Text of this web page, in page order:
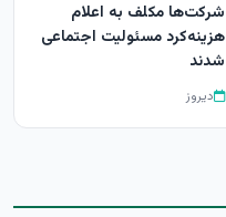
شرکت‌ها مکلف به اعلام
هزینه‌کرد مسئولیت اجتماعی
شدند
دیروز